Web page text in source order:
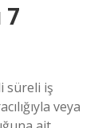
7
süreli iş
veya